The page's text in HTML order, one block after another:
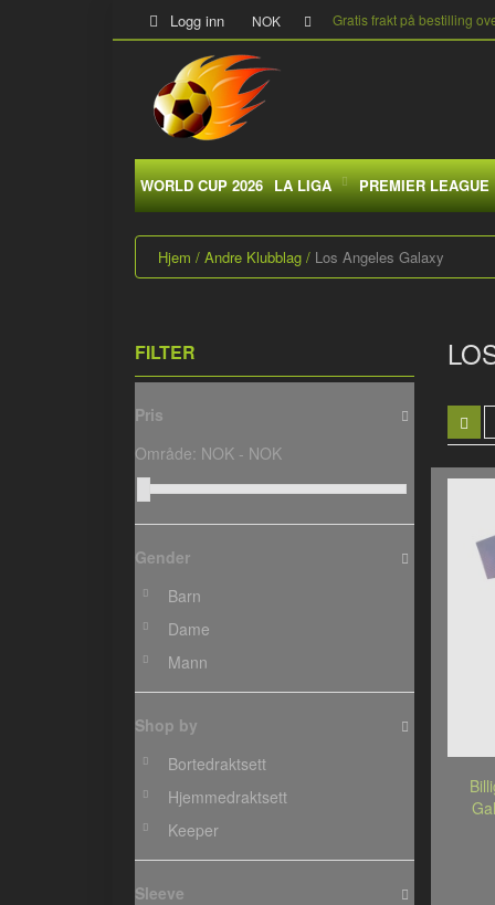
Logg inn NOK Gratis frakt på bestilling
WORLD CUP 2026 LA LIGA PREMIER LEAGUE
Hjem Andre Klubblag Los Angeles Galaxy
FILTER
Pris
Område: NOK - NOK
Gender
Barn
Dame
Mann
Shop by
Bortedraktsett
Hjemmedraktsett
Keeper
Sleeve